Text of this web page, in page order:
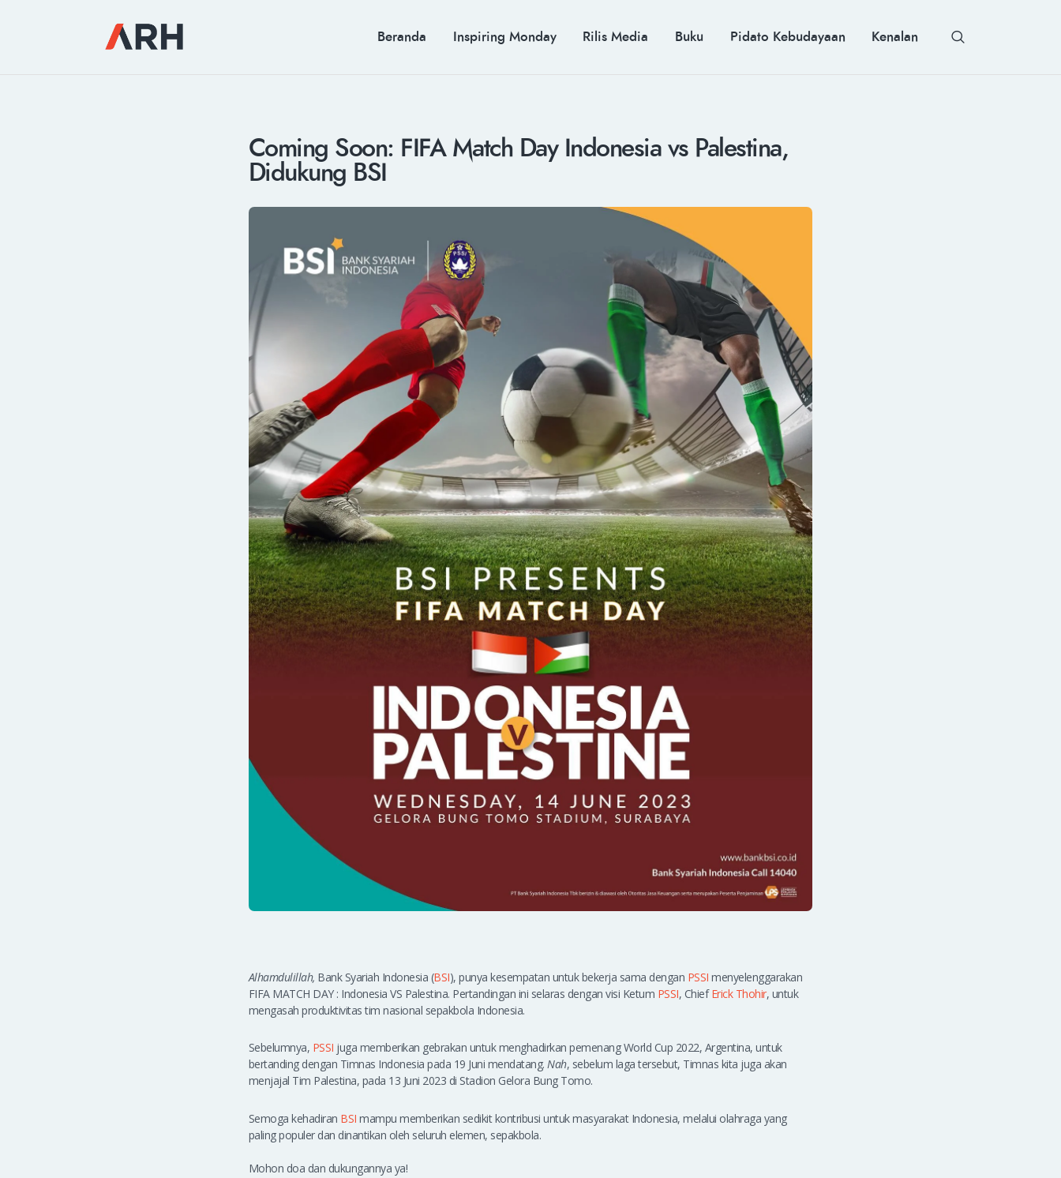
Beranda Inspiring Monday Rilis Media Buku Pidato Kebudayaan Kenalan
MUH. ARIEF ROSYID
INSPIRING MONDAY
RILIS MEDIA
BUKU
KENALAN
Coming Soon: FIFA Match Day Indonesia vs Palestina,
Didukung BSI
Alhamdulillah, Bank Syariah Indonesia (BSI), punya kesempatan untuk bekerja sama dengan PSSI menyelenggarakan
FIFA MATCH DAY : Indonesia VS Palestina. Pertandingan ini selaras dengan visi Ketum PSSI, ChiefErick Thohir, untuk
mengasah produktivitas tim nasional sepakbola Indonesia.
Sebelumnya, PSSI juga memberikan gebrakan untuk menghadirkan pemenang World Cup 2022, Argentina, untuk
bertanding dengan Timnas Indonesia pada 19 Juni mendatang.Nah, sebelum laga tersebut, Timnas kita juga akan
menjajal Tim Palestina, pada 13 Juni 2023 di Stadion Gelora Bung Tomo.
Semoga kehadiran BSI mampu memberikan sedikit kontribusi untuk masyarakat Indonesia, melalui olahraga yang
paling populer dan dinantikan oleh seluruh elemen, sepakbola.
Mohon doa dan dukungannya ya!